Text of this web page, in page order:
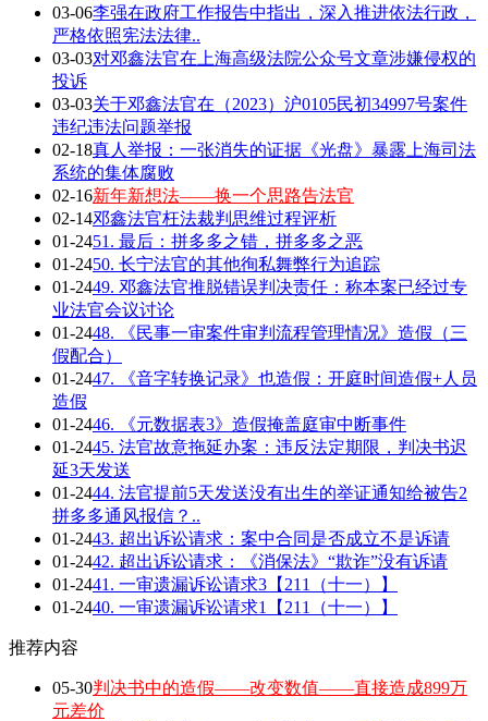
03-06李强在政府工作报告中指出，深入推进依法行政，
严格依照宪法法律..
03-03对邓鑫法官在上海高级法院公众号文章涉嫌侵权的
投诉
03-03关于邓鑫法官在（2023）沪0105民初34997号案件
违纪违法问题举报
02-18真人举报：一张消失的证据《光盘》暴露上海司法
系统的集体腐败
02-16新年新想法——换一个思路告法官
02-14邓鑫法官枉法裁判思维过程评析
01-2451. 最后：拼多多之错，拼多多之恶
01-2450. 长宁法官的其他徇私舞弊行为追踪
01-2449. 邓鑫法官推脱错误判决责任：称本案已经过专
业法官会议讨论
01-2448. 《民事一审案件审判流程管理情况》造假（三
假配合）
01-2447. 《音字转换记录》也造假：开庭时间造假+人员
造假
01-2446. 《元数据表3》造假掩盖庭审中断事件
01-2445. 法官故意拖延办案：违反法定期限，判决书迟
延3天发送
01-2444. 法官提前5天发送没有出生的举证通知给被告2
拼多多通风报信？..
01-2443. 超出诉讼请求：案中合同是否成立不是诉请
01-2442. 超出诉讼请求：《消保法》“欺诈”没有诉请
01-2441. 一审遗漏诉讼请求3【211（十一）】
01-2440. 一审遗漏诉讼请求1【211（十一）】
推荐内容
05-30判决书中的造假——改变数值——直接造成899万
元差价